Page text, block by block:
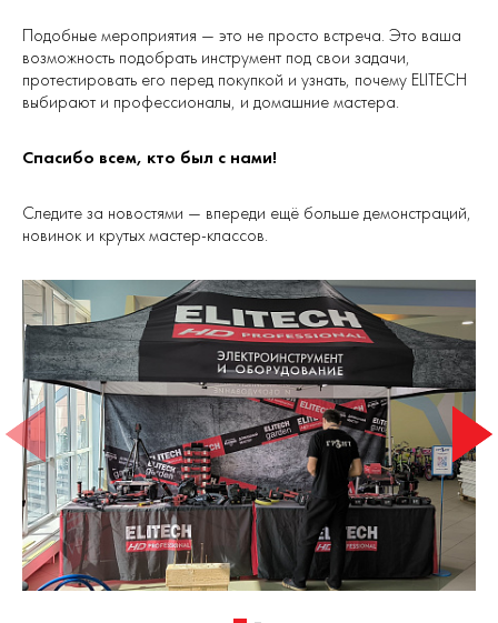
Подобные мероприятия — это не просто встреча. Это ваша
возможность подобрать инструмент под свои задачи,
протестировать его перед покупкой и узнать, почему ELITECH
выбирают и профессионалы, и домашние мастера.
Спасибо всем, кто был с нами!
Следите за новостями — впереди ещё больше демонстраций,
новинок и крутых мастер-классов.